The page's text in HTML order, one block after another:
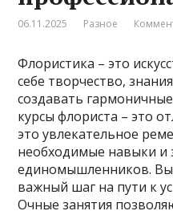
06.11.2025 Разное
Флористика – это
себе творчество,
создавать
курсы флориста – это
это увлекательное
необходимые навыки и
единомышленников.
важный шаг на пути к
Очные занятия